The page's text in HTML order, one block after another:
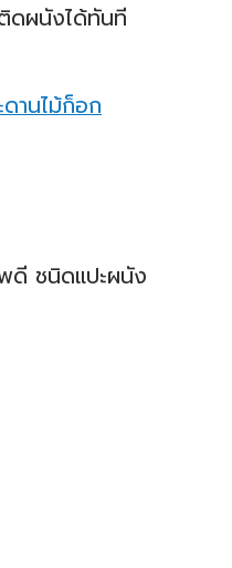
ดผนังได้ทันที
ดานไม้ก็อก
ดี ชนิดแปะผนัง